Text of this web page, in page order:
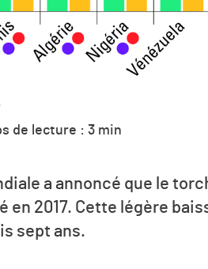
de lecture : 3 min
a annoncé que le
2017. Cette légère
sept ans.